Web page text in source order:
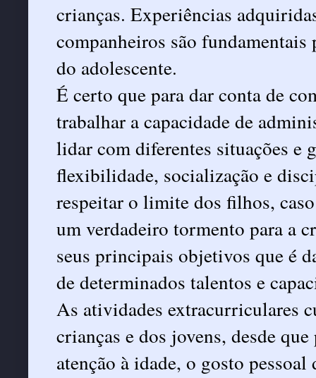
crianças. Experiências
companheiros são
do adolescente.
É certo que para dar conta de
trabalhar a capacidade de
lidar com diferentes situações e
flexibilidade, socialização e
respeitar o limite dos filhos,
um verdadeiro tormento para a
seus principais objetivos que é
de determinados talentos e
As atividades extracurriculares
crianças e dos jovens, desde
atenção à idade, o gosto